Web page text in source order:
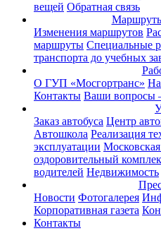
вещей Обратная связь
Изменения маршрутов
маршруты Специальные
транспорта до учебных
О ГУП «Мосгортранс»
Контакты Ваши вопросы
Заказ автобуса Центр
Автошкола Реализация
эксплуатации
оздоровительный
водителей Недвижимость
Новости Фотогалерея
Корпоративная газета
Контакты